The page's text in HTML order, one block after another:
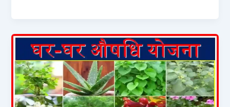
Rajasthan
2026
विधवा
तथा
परित्यक्ता